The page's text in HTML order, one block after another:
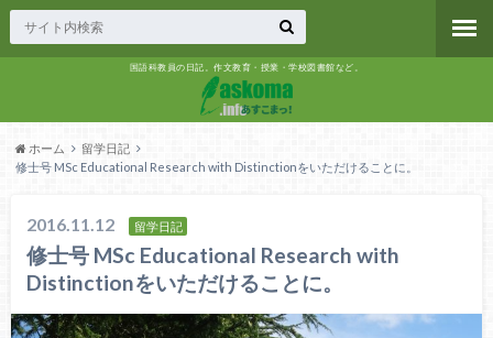
国語科教員の日記。作文教育・授業・学校図書館など。
ホーム
留学日記
修士号 MSc Educational Research with Distinctionをいただけることに。
2016.11.12 留学日記
修士号 MSc Educational Research with
Distinctionをいただけることに。